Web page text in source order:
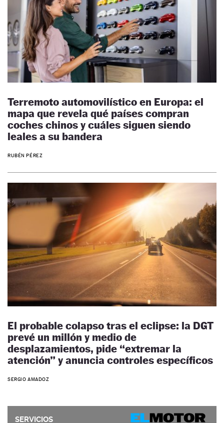
Terremoto automovilístico en Europa: el
mapa que revela qué países compran
coches chinos y cuáles siguen siendo
leales a su bandera
RUBÉN PÉREZ
El probable colapso tras el eclipse: la DGT
prevé un millón y medio de
desplazamientos, pide “extremar la
atención” y anuncia controles específicos
SERGIO AMADOZ